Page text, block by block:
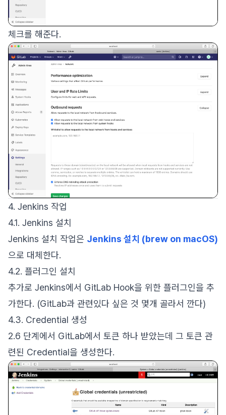
체크를 해준다.
4. Jenkins 작업
4.1. Jenkins 설치
Jenkins 설치 작업은 Jenkins 설치 (brew on macOS)
으로 대체한다.
4.2. 플러그인 설치
추가로 Jenkins에서 GitLab Hook을 위한 플러그인을 추
가한다. (GitLab과 관련있다 싶은 것 몇개 골라서 깐다)
4.3. Credential 생성
2.6 단계에서 GitLab에서 토큰 하나 받았는데 그 토큰 관
련된 Credential을 생성한다.